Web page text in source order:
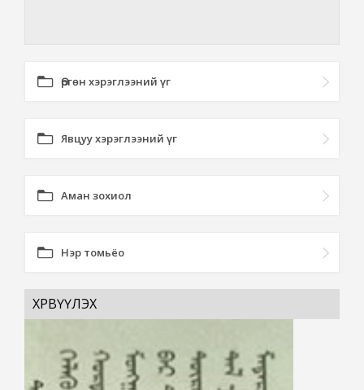
Өргөн хэрэглээний үг
Явцуу хэрэглээний үг
Аман зохиол
Нэр томьёо
ХӨРВҮҮЛЭХ